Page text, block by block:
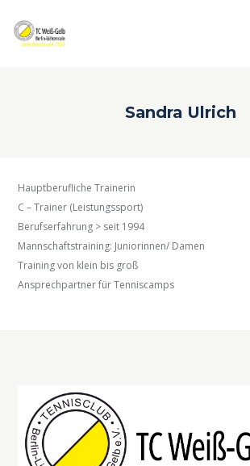
Sandra Ulrich
Hauptberufliche Trainerin
C – Trainer (Leistungssport)
Berufserfahrung > seit 1994
Mannschaftstraining: Juniorinnen/ Damen
Training von klein bis groß
Ansprechpartner für Tenniscamps